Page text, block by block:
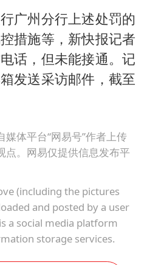
广州分行上述处罚的
措施等，新快报记者
话，但未能接通。记
发送采访邮件，截至
体平台“网易号”作者上传
点。网易仅提供信息发布平
(including the pictures
and posted by a user
a social media platform
storage services.